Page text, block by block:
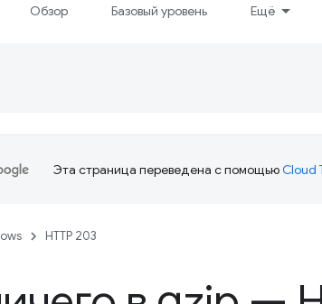
Обзор Базовый уровень Ещё
Эта страница переведена с помощьюCloud
HTTP 203